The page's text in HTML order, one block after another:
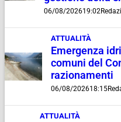
06/08/202619:02
ATTUALITÀ
Emergenza
comuni del
razionamenti
06/08/202618:15
ATTUALITÀ